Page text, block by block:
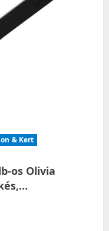
& Kert
os Olivia